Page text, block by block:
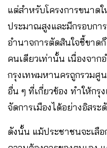
แต่สำหรับโครงการขนาด
ประมาณสูงและมีกรอบกา
อำนาจการตัดสินใจชี้ขาด
คนเดียวเท่านั้น เนื่องจาก
กรุงเทพมหานครถูกรวมศู
อื่น ๆ ที่เกี่ยวข้อง ทำให้กรุ
จัดการเมืองได้อย่างอิสระ
ดังนั้น แม้ประชาชนจะเลื